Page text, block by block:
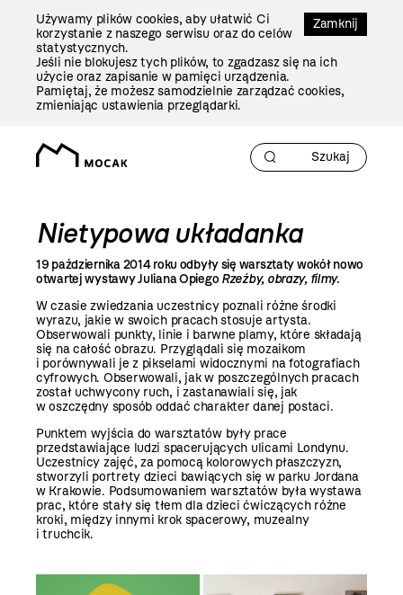
Zamknij
Używamy plików cookies, aby ułatwić Ci
korzystanie z naszego serwisu oraz do celów
statystycznych.
Jeśli nie blokujesz tych plików, to zgadzasz się na ich
użycie oraz zapisanie w pamięci urządzenia.
Pamiętaj, że możesz samodzielnie zarządzać cookies,
zmieniając ustawienia przeglądarki.
Nietypowa układanka
19 października2014 roku odbyły się warsztaty wokół nowo
otwartej wystawy Juliana Opiego Rzeźby, obrazy, filmy.
W czasie zwiedzania uczestnicy poznali różne środki
wyrazu, jakie w swoich pracach stosuje artysta.
Obserwowali punkty, linie i barwne plamy, które składają
się na całość obrazu. Przyglądali się mozaikom
i porównywali je z pikselami widocznymi na fotografiach
cyfrowych. Obserwowali, jak w poszczególnych pracach
został uchwycony ruch, i zastanawiali się, jak
w oszczędny sposób oddać charakter danej postaci.
Punktem wyjścia do warsztatów były prace
przedstawiające ludzi spacerujących ulicami Londynu.
Uczestnicy zajęć, za pomocą kolorowych płaszczyzn,
stworzyli portrety dzieci bawiących się w parku Jordana
w Krakowie. Podsumowaniem warsztatów była wystawa
prac, które stały się tłem dla dzieci ćwiczących różne
kroki, między innymi krok spacerowy, muzealny
i truchcik.